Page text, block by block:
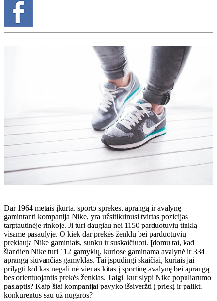
Dar 1964 metais įkurta, sporto sprekes, aprangą ir avalynę
gamintanti kompanija Nike, yra užsitikrinusi tvirtas pozicijas
tarptautinėje rinkoje. Ji turi daugiau nei 1150 parduotuvių tinklą
visame pasaulyje. O kiek dar prekės ženklų bei parduotuvių
prekiauja Nike gaminiais, sunku ir suskaičiuoti. Įdomu tai, kad
šiandien Nike turi 112 gamyklų, kuriose gaminama avalynė ir 334
aprangą siuvančias gamyklas. Tai įspūdingi skaičiai, kuriais jai
prilygti kol kas negali nė vienas kitas į sportinę avalynę bei aprangą
besiorientuojantis prekės ženklas. Taigi, kur slypi Nike populiarumo
paslaptis? Kaip šiai kompanijai pavyko išsiveržti į priekį ir palikti
konkurentus sau už nugaros?